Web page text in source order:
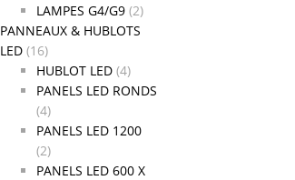
LAMPES G4/G9 (2)
PANNEAUX & HUBLOTS
LED (16)
HUBLOT LED (4)
PANELS LED RONDS
(4)
PANELS LED 1200
(2)
PANELS LED 600 X